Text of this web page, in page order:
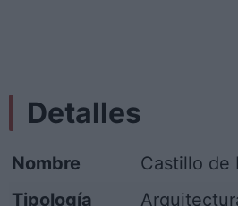
Detalles
Nombre
Castillo de
Tipología